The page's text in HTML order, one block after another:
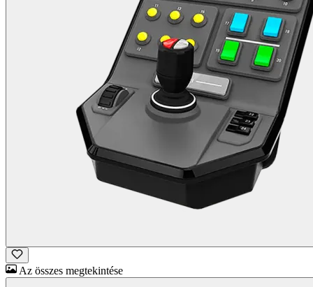
Az összes megtekintése